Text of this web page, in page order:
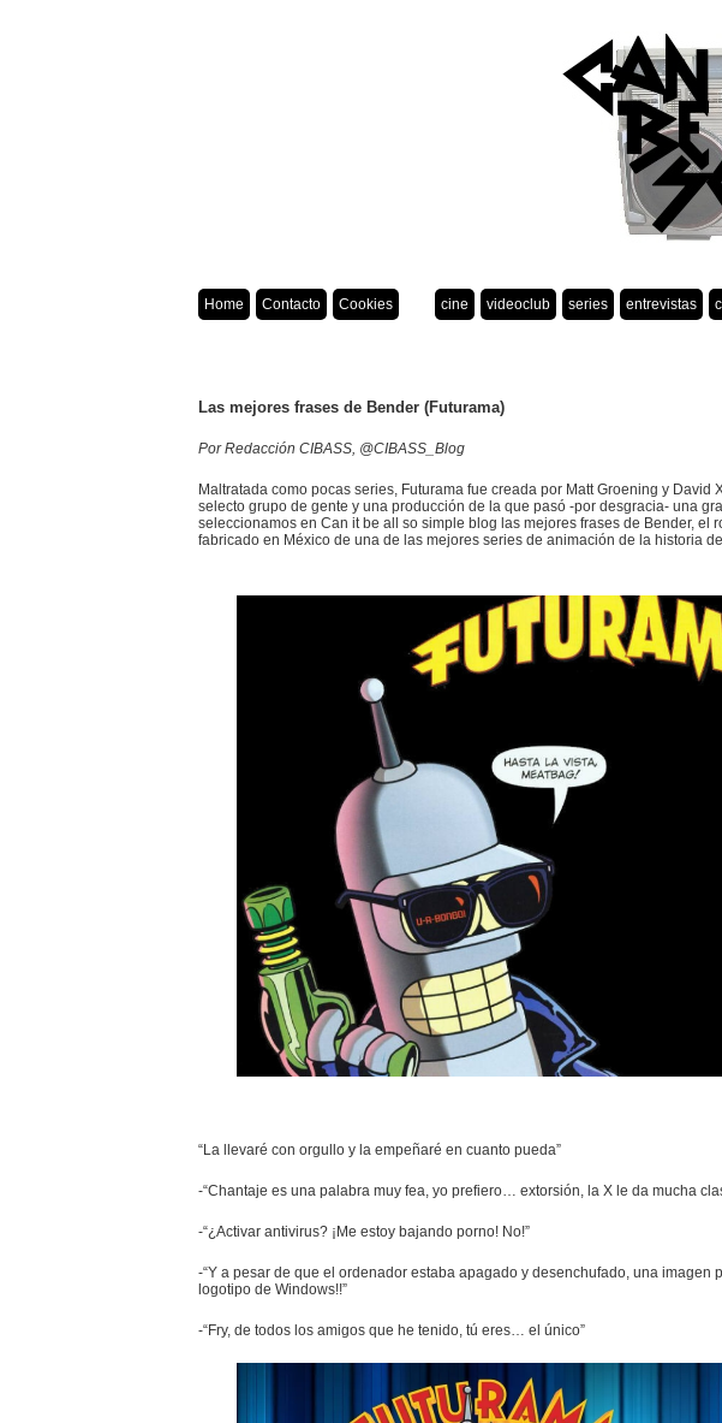
Home Contacto Cookies cine videoclub series entrevistas
Las mejores frases de Bender (Futurama)
Por Redacción CIBASS, @CIBASS_Blog
Maltratada como pocas series, Futurama fue creada por Matt Groening y David
selecto grupo de gente y una producción de la que pasó -por desgracia- una
seleccionamos en Can it be all so simple blog las mejores frases de Bender, el
fabricado en México de una de las mejores series de animación de la historia
“La llevaré con orgullo y la empeñaré en cuanto pueda”
-“Chantaje es una palabra muy fea, yo prefiero… extorsión, la X le da mucha
-“¿Activar antivirus? ¡Me estoy bajando porno! No!”
-“Y a pesar de que el ordenador estaba apagado y desenchufado, una imagen
logotipo de Windows!!”
-“Fry, de todos los amigos que he tenido, tú eres… el único”